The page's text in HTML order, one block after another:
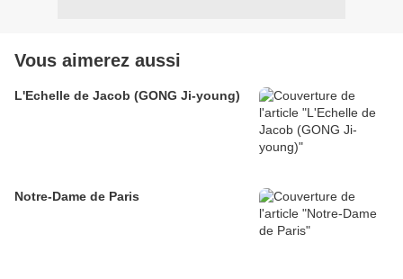
Vous aimerez aussi
L'Echelle de Jacob (GONG Ji-young)
Notre-Dame de Paris